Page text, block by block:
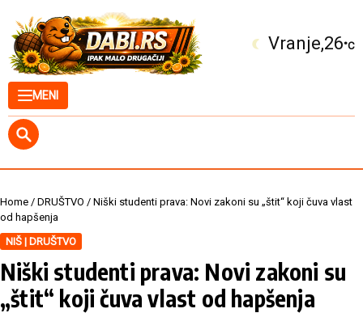
MENI
Kuršumlija 25°C
Home / DRUŠTVO / Niški studenti prava: Novi zakoni su „štit“ koji čuva vlast
od hapšenja
NIŠ | DRUŠTVO
Niški studenti prava: Novi zakoni su
„štit“ koji čuva vlast od hapšenja